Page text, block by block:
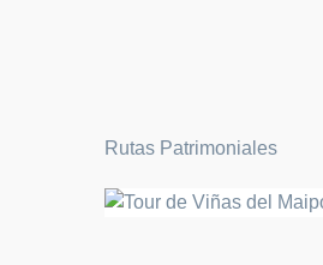
Rutas Patrimoniales